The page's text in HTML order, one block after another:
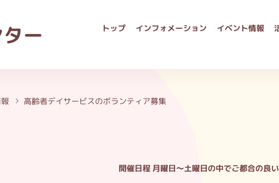
ー トップ インフォメーション イベント情報
高齢者デイサービスのボランティア募集
開催日程 月曜日～土曜日の中でご都合の良